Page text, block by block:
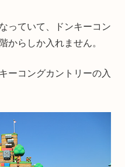
っていて、ドンキーコン
からしか入れません。
ーコングカントリーの入